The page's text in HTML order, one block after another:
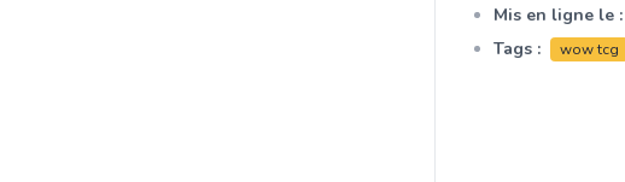
Mis en ligne le :
Tags :
wow tcg